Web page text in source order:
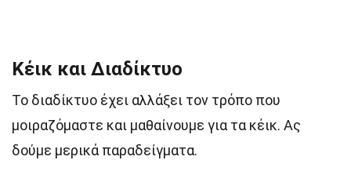
Κέικ και Διαδίκτυο
Το διαδίκτυο έχει αλλάξει τον τρόπο που
μοιραζόμαστε και μαθαίνουμε για τα κέικ. Ας
δούμε μερικά παραδείγματα.